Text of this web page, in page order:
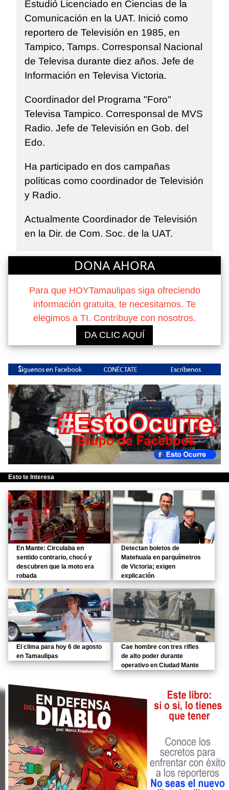
Estudió Licenciado en Ciencias de la
Comunicación en la UAT. Inició como
reportero de Televisión en 1985, en
Tampico, Tamps. Corresponsal Nacional
de Televisa durante diez años. Jefe de
Información en Televisa Victoria.
Coordinador del Programa "Foro"
Televisa Tampico. Corresponsal de MVS
Radio. Jefe de Televisión en Gob. del
Edo.
Ha participado en dos campañas
políticas como coordinador de Televisión
y Radio.
Actualmente Coordinador de Televisión
en la Dir. de Com. Soc. de la UAT.
DONA AHORA
Para que HOYTamaulipas siga ofreciendo
información gratuita, te necesitamos. Te
elegimos a TI. Contribuye con nosotros.
DA CLIC AQUÍ
Esto te Interesa
En Mante: Circulaba en
sentido contrario, chocó y
descubren que la moto era
robada
Detectan boletos de
Matehuala en parquímetros
de Victoria; exigen
explicación
El clima para hoy 6 de agosto
en Tamaulipas
Cae hombre con tres rifles
de alto poder durante
operativo en Ciudad Mante